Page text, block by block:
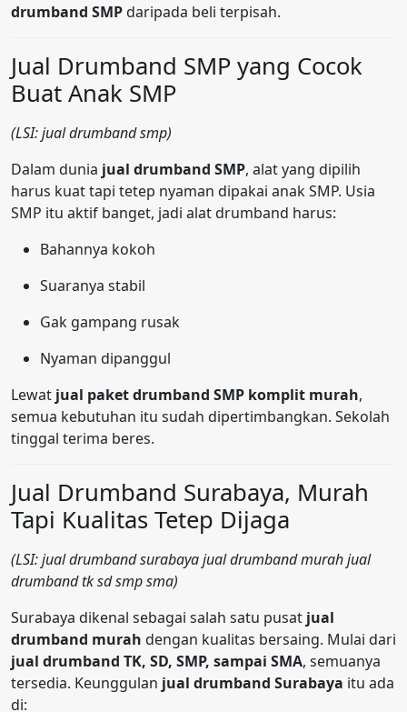
drumband SMPdaripada beli terpisah.
Jual Drumband SMP yang Cocok
Buat Anak SMP
(LSI: jual drumband smp)
Dalam dunia jual drumband SMP, alat yang dipilih
harus kuat tapi tetep nyaman dipakai anak SMP. Usia
SMP itu aktif banget, jadi alat drumband harus:
Bahannya kokoh
Suaranya stabil
Gak gampang rusak
Nyaman dipanggul
Lewat jual paket drumband SMP komplit murah,
semua kebutuhan itu sudah dipertimbangkan. Sekolah
tinggal terima beres.
Jual Drumband Surabaya, Murah
Tapi Kualitas Tetep Dijaga
(LSI: jual drumband surabaya jual drumband murah jual
drumband tk sd smp sma)
Surabaya dikenal sebagai salah satu pusat jual
drumband murah dengan kualitas bersaing. Mulai dari
jual drumband TK, SD, SMP, sampai SMA, semuanya
tersedia. Keunggulan jual drumband Surabaya itu ada
di: